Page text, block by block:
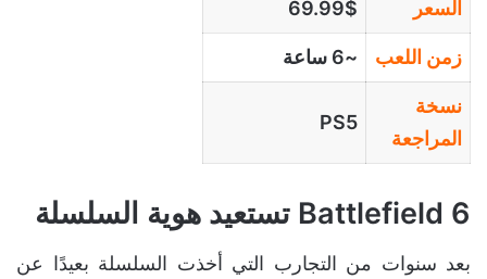
السعر 69.99$
زمن اللعب ~6 ساعة
نسخة
المراجعة
PS5
Battlefield 6 تستعيد هوية السلسلة
بعد سنوات من التجارب التي أخذت السلسلة بعيدًا عن